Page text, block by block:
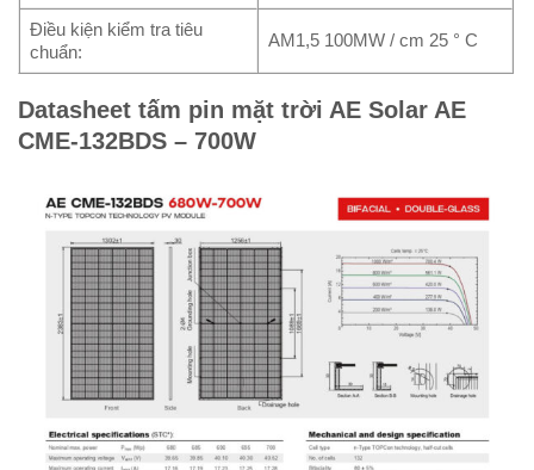
Điều kiện kiểm tra tiêu
chuẩn:
AM1,5 100MW / cm 25 ° C
Datasheet tấm pin mặt trời AE Solar AE
CME-132BDS – 700W